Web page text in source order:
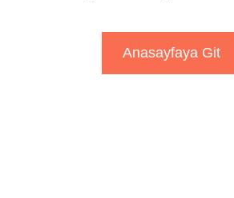
Anasayfaya Git